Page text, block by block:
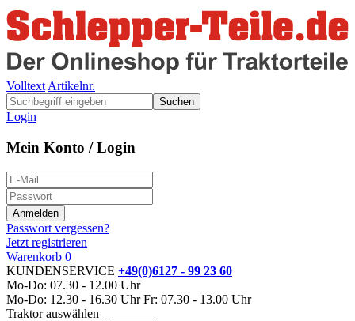
Volltext Artikelnr.
Suchen
Login
Mein Konto / Login
Passwort vergessen?
Jetzt registrieren
Warenkorb 0
KUNDENSERVICE +49(0)6127 - 99 23 60
Mo-Do: 07.30 - 12.00 Uhr
Mo-Do: 12.30 - 16.30 Uhr Fr: 07.30 - 13.00 Uhr
Traktor auswählen